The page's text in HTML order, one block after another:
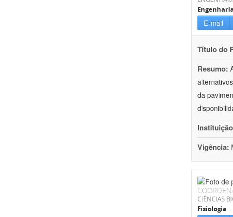
E-mail
Título do
Resumo:
da
Vigência:
CIÊNCIAS
Fisiologia